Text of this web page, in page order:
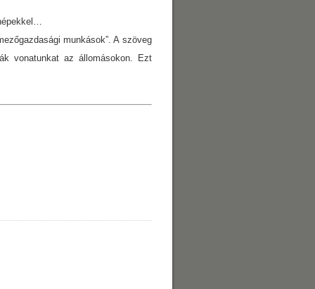
munkások”. A szöveg
vonatunkat az állomásokon. Ezt